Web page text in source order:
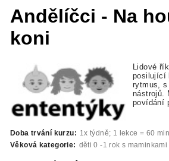
Andělíčci - Na
koni
Lidové
posilující
rytmus, s
nástrojů.
povídání
Doba trvání kurzu: 1x týdně; 1 lekce = 60
Věková kategorie: děti 0 -1 rok s maminkami